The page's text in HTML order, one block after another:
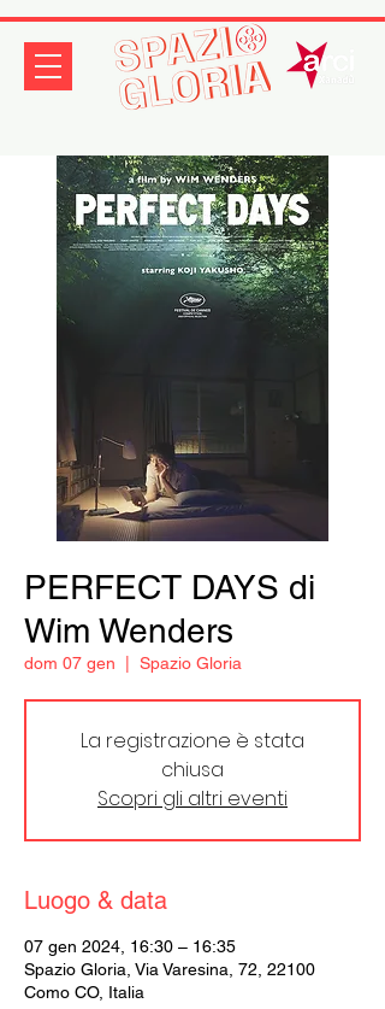
PERFECT DAYS di
Wim Wenders
dom 07 gen Spazio Gloria
La registrazione è stata
chiusa
Scopri gli altri eventi
Luogo & data
07 gen 2024, 16:30 – 16:35
Spazio Gloria, Via Varesina, 72, 22100
Como CO, Italia